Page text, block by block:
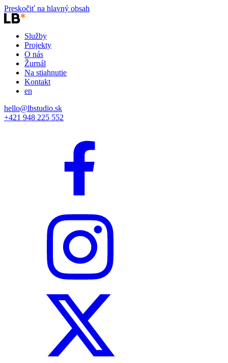
Preskočiť na hlavný obsah
Služby
Projekty
O nás
Žurnál
Na stiahnutie
Kontakt
en
hello@lbstudio.sk
+421 948 225 552